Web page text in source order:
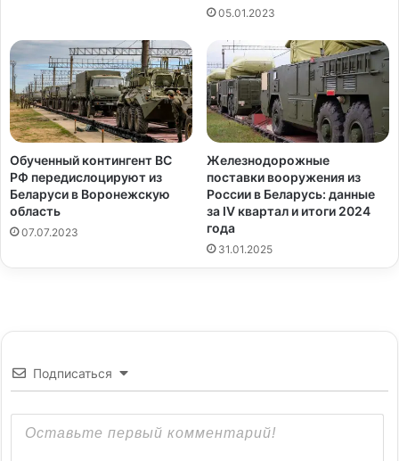
05.01.2023
Обученный контингент ВС
РФ передислоцируют из
Беларуси в Воронежскую
область
07.07.2023
Железнодорожные
поставки вооружения из
России в Беларусь: данные
за IV квартал и итоги 2024
года
31.01.2025
Подписаться